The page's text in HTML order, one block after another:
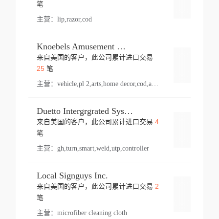
笔
主营： lip,razor,cod
Knoebels Amusement Resort
来自美国的客户，此公司累计进口交易
25笔
主营： vehicle,pl 2,arts,home decor,cod,amusement ride,sea
Duetto Intergrgrated Systems Inc.
来自美国的客户，此公司累计进口交易 4
笔
主营： gh,turn,smart,weld,utp,controller
Local Signguys Inc.
来自美国的客户，此公司累计进口交易 2
笔
主营： microfiber cleaning cloth